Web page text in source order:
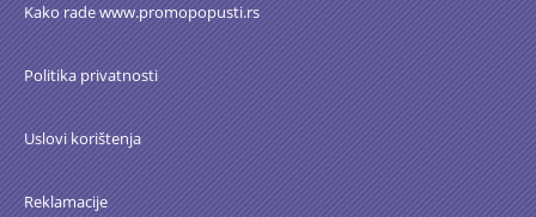
Kako rade www.promopopusti.rs
Politika privatnosti
Uslovi korištenja
Reklamacije